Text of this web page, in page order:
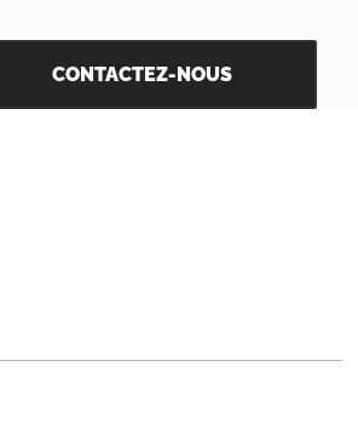
CONTACTEZ-NOUS